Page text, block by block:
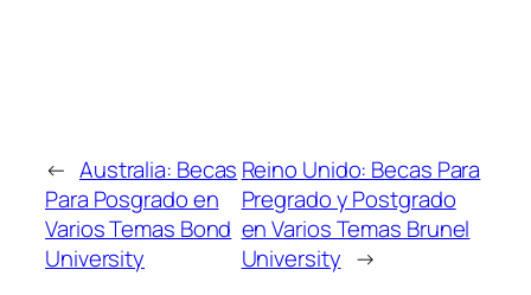
← Australia: Becas
Para Posgrado en
Varios Temas Bond
University
Reino Unido: Becas Para
Pregrado y Postgrado
en Varios Temas Brunel
University →